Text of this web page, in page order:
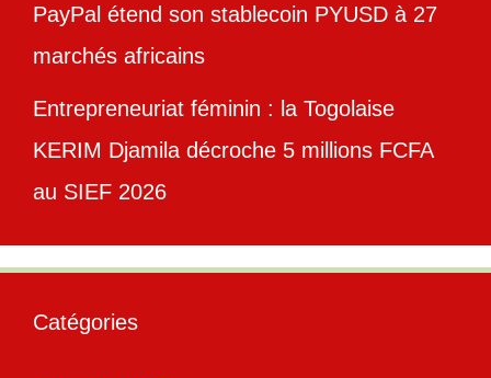
PayPal étend son stablecoin PYUSD à 27
marchés africains
Entrepreneuriat féminin : la Togolaise
KERIM Djamila décroche 5 millions FCFA
au SIEF 2026
Catégories